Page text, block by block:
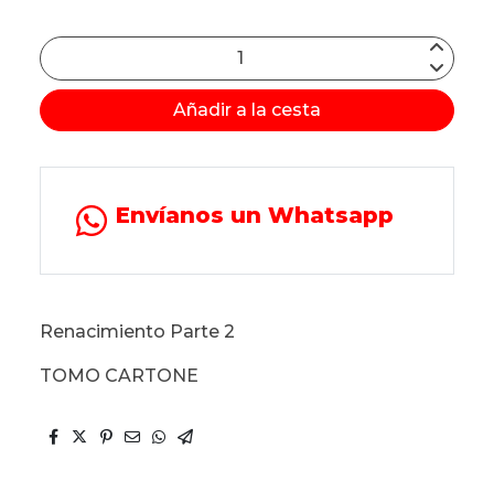
Añadir a la cesta
Envíanos un Whatsapp
Renacimiento Parte 2
TOMO CARTONE